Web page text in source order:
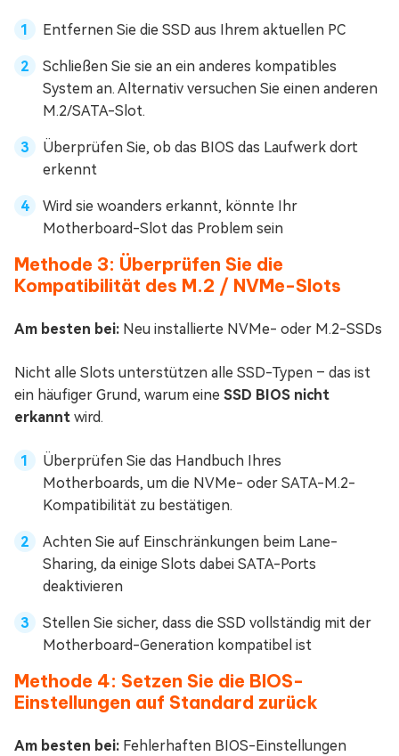
Entfernen Sie die SSD aus Ihrem aktuellen PC
Schließen Sie sie an ein anderes kompatibles
System an. Alternativ versuchen Sie einen anderen
M.2/SATA-Slot.
Überprüfen Sie, ob das BIOS das Laufwerk dort
erkennt
Wird sie woanders erkannt, könnte Ihr
Motherboard-Slot das Problem sein
Methode 3: Überprüfen Sie die
Kompatibilität des M.2 / NVMe-Slots
Am besten bei: Neu installierte NVMe- oder M.2-SSDs
Nicht alle Slots unterstützen alle SSD-Typen – das ist
ein häufiger Grund, warum eine SSD BIOS nicht
erkannt wird.
Überprüfen Sie das Handbuch Ihres
Motherboards, um die NVMe- oder SATA-M.2-
Kompatibilität zu bestätigen.
Achten Sie auf Einschränkungen beim Lane-
Sharing, da einige Slots dabei SATA-Ports
deaktivieren
Stellen Sie sicher, dass die SSD vollständig mit der
Motherboard-Generation kompatibel ist
Methode 4: Setzen Sie die BIOS-
Einstellungen auf Standard zurück
Am besten bei: Fehlerhaften BIOS-Einstellungen